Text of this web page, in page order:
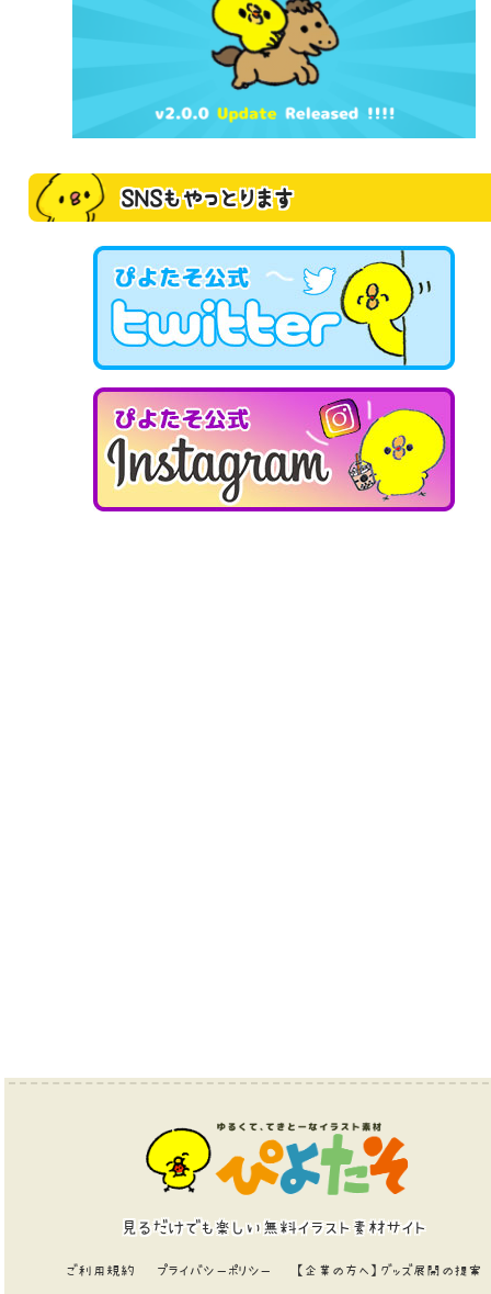
SNSもやっとります
見るだけでも楽しい無料イラスト素材サイト
ご利用規約 プライバシーポリシー 【企業の方へ】グッズ展開の提案